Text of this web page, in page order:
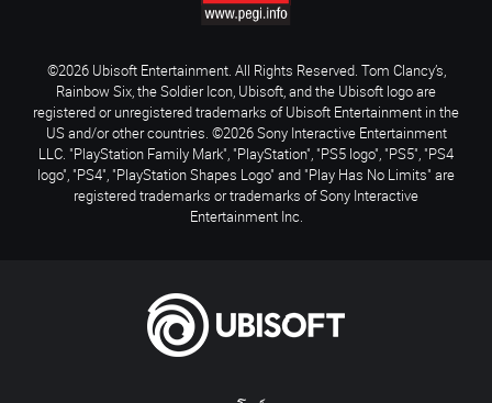
©2026 Ubisoft Entertainment. All Rights Reserved. Tom Clancy’s,
Rainbow Six, the Soldier Icon, Ubisoft, and the Ubisoft logo are
registered or unregistered trademarks of Ubisoft Entertainment in the
US and/or other countries. ©2026 Sony Interactive Entertainment
LLC. "PlayStation Family Mark", "PlayStation", "PS5 logo", "PS5", "PS4
logo", "PS4", "PlayStation Shapes Logo" and "Play Has No Limits" are
registered trademarks or trademarks of Sony Interactive
Entertainment Inc.